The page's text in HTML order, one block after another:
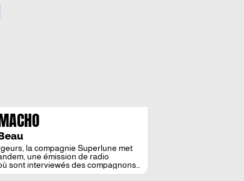
la compagnie Superlune met
une émission de radio
sont interviewés des compagnons